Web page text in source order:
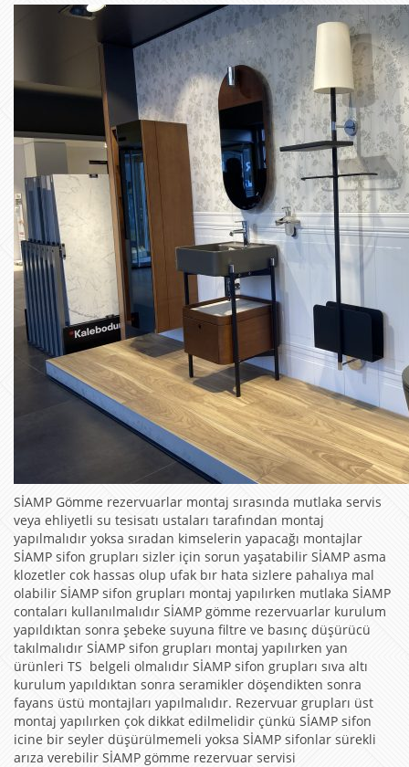
SİAMP Gömme rezervuarlar montaj sırasında mutlaka servis
veya ehliyetli su tesisatı ustaları tarafından montaj
yapılmalıdır yoksa sıradan kimselerin yapacağı montajlar
SİAMP sifon grupları sizler için sorun yaşatabilir SİAMP asma
klozetler cok hassas olup ufak bır hata sizlere pahalıya mal
olabilir SİAMP sifon grupları montaj yapılırken mutlaka SİAMP
contaları kullanılmalıdır SİAMP gömme rezervuarlar kurulum
yapıldıktan sonra şebeke suyuna filtre ve basınç düşürücü
takılmalıdır SİAMP sifon grupları montaj yapılırken yan
ürünleri TS belgeli olmalıdır SİAMP sifon grupları sıva altı
kurulum yapıldıktan sonra seramikler döşendikten sonra
fayans üstü montajları yapılmalıdır. Rezervuar grupları üst
montaj yapılırken çok dikkat edilmelidir çünkü SİAMP sifon
icine bir seyler düşürülmemeli yoksa SİAMP sifonlar sürekli
arıza verebilir SİAMP gömme rezervuar servisi